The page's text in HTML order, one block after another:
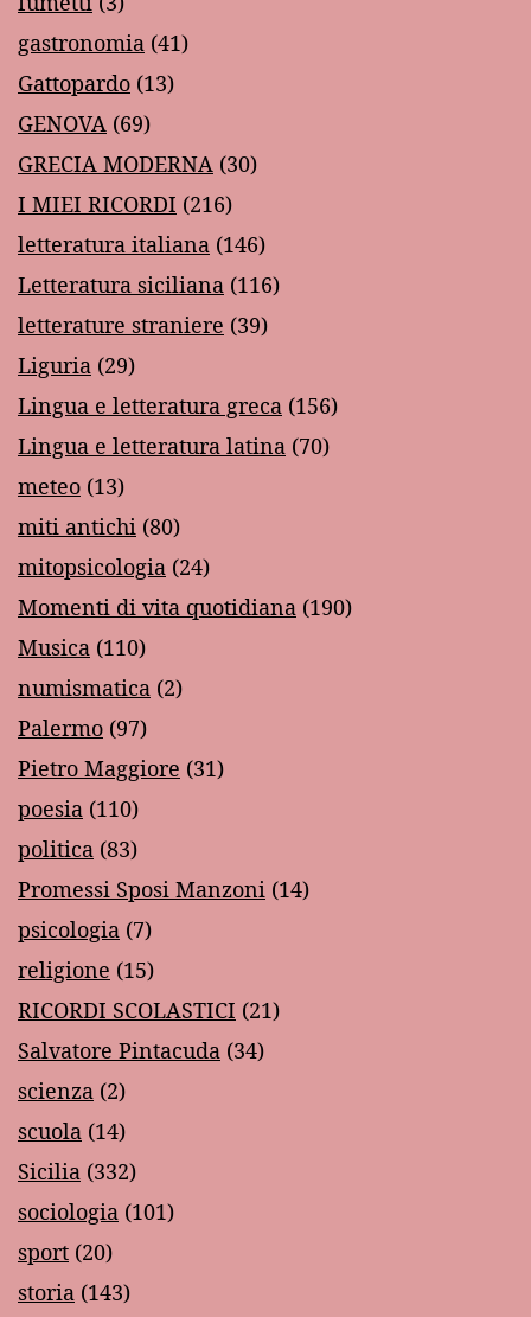
gastronomia (41)
Gattopardo (13)
GENOVA (69)
GRECIA MODERNA (30)
I MIEI RICORDI (216)
letteratura italiana (146)
Letteratura siciliana (116)
letterature straniere (39)
Liguria (29)
Lingua e letteratura greca (156)
Lingua e letteratura latina (70)
meteo (13)
miti antichi (80)
mitopsicologia (24)
Momenti di vita quotidiana (190)
Musica (110)
numismatica (2)
Palermo (97)
Pietro Maggiore (31)
poesia (110)
politica (83)
Promessi Sposi Manzoni (14)
psicologia (7)
religione (15)
RICORDI SCOLASTICI (21)
Salvatore Pintacuda (34)
scienza (2)
scuola (14)
Sicilia (332)
sociologia (101)
sport (20)
storia (143)